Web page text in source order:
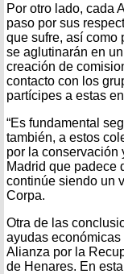
Por otro lado, cada
paso por sus
que sufre, así como
se aglutinarán en
creación de
contacto con los
partícipes a estas
“Es fundamental
también, a estos
por la conservación
Madrid que padece
continúe siendo un
Corpa.
Otra de las
ayudas económicas
Alianza por la
de Henares. En